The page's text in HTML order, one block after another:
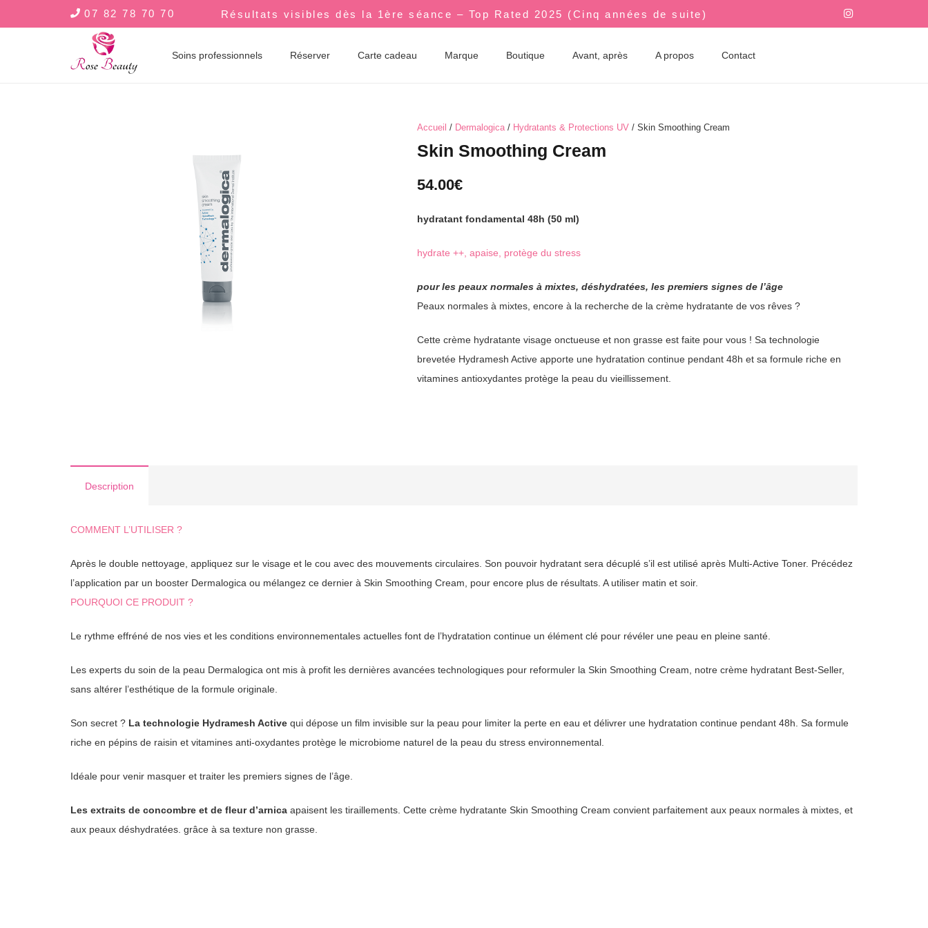
07 82 78 70 70 Résultats visibles dès la 1ère séance – Top Rated 2025 (Cinq années de suite)
Soins professionnels Réserver Carte cadeau Marque Boutique Avant, après A propos Contact
Accueil / Dermalogica/ Hydratants & Protections UV / Skin Smoothing Cream
Skin Smoothing Cream
54.00€
hydratant fondamental 48h (50 ml)
hydrate ++, apaise, protège du stress
pour les peaux normales à mixtes, déshydratées, les premiers signes de l’âge
Peaux normales à mixtes, encore à la recherche de la crème hydratante de vos rêves ?
Cette crème hydratante visage onctueuse et non grasse est faite pour vous ! Sa technologie
brevetée Hydramesh Active apporte une hydratation continue pendant 48h et sa formule riche en
vitamines antioxydantes protège la peau du vieillissement.
Description
COMMENT L’UTILISER ?
Après le double nettoyage, appliquez sur le visage et le cou avec des mouvements circulaires. Son pouvoir hydratant sera décuplé s’il est utilisé après Multi-Active Toner. Précédez
l’application par un booster Dermalogica ou mélangez ce dernier à Skin Smoothing Cream, pour encore plus de résultats. A utiliser matin et soir.
POURQUOI CE PRODUIT ?
Le rythme effréné de nos vies et les conditions environnementales actuelles font de l’hydratation continue un élément clé pour révéler une peau en pleine santé.
Les experts du soin de la peau Dermalogica ont mis à profit les dernières avancées technologiques pour reformuler la Skin Smoothing Cream, notre crème hydratant Best-Seller,
sans altérer l’esthétique de la formule originale.
Son secret ? La technologie Hydramesh Active qui dépose un film invisible sur la peau pour limiter la perte en eau et délivrer une hydratation continue pendant 48h. Sa formule
riche en pépins de raisin et vitamines anti-oxydantes protège le microbiome naturel de la peau du stress environnemental.
Idéale pour venir masquer et traiter les premiers signes de l’âge.
Les extraits de concombre et de fleur d’arnica apaisent les tiraillements. Cette crème hydratante Skin Smoothing Cream convient parfaitement aux peaux normales à mixtes, et
aux peaux déshydratées. grâce à sa texture non grasse.